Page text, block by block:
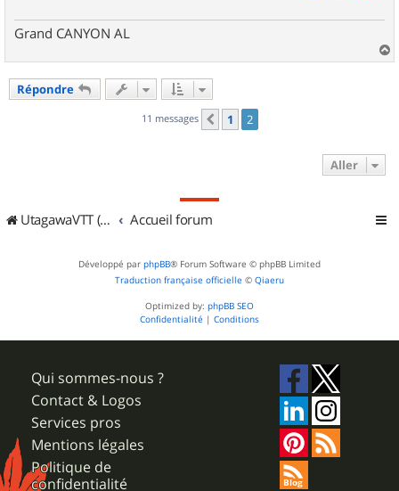
Grand CANYON AL
a
Répondre
11 messages Précédent
1 2
Aller
UtagawaVTT (Randos VTT et VTTAE avec traces GPS) Accueil forum
Développé par phpBB® Forum Software © phpBB Limited
Traduction française officielle © Qiaeru
Optimized by: phpBB SEO
Confidentialité | Conditions
Qui sommes-nous ?
Contact & Logos
Services pros
Mentions légales
Politique de
confidentialité